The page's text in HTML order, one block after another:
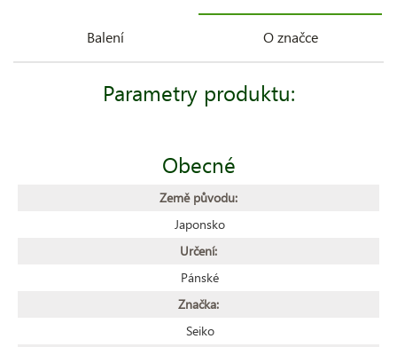
Balení O značce
Parametry produktu:
Obecné
Země původu:
Japonsko
Určení:
Pánské
Značka:
Seiko